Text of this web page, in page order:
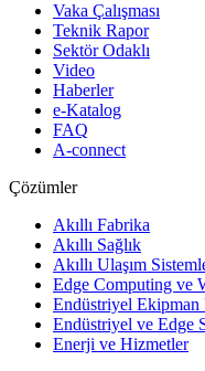
Vaka Çalışması
Teknik Rapor
Sektör Odaklı
Video
Haberler
e-Katalog
FAQ
A-connect
Çözümler
Akıllı Fabrika
Akıllı Sağlık
Akıllı Ulaşım
Edge Computing ve
Endüstriyel Ekipman
Endüstriyel ve Edge
Enerji ve Hizmetler